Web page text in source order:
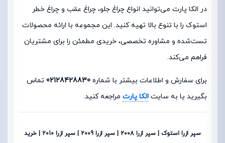
در الکا پارت می‌توانید انواع چراغ جلو، چراغ عقب و چراغ خطر
استوک را با تنوع بالا تهیه کنید. این مجموعه با ارائه محصولات
تست‌شده و مشاوره تخصصی، خریدی مطمئن را برای مشتریان
فراهم می‌کند.
برای سفارش و اطلاعات بیشتر با شماره 02128428830 تماس
بگیرید یا به سایت الکا پارت مراجعه کنید.
سپر ازرا استوک | سپر ازرا 2008 | سپر ازرا 2009 | سپر ازرا 2010 | خرید